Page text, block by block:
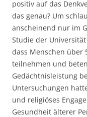
positiv auf das
das genau? Um
anscheinend nur im
Studie der
dass Menschen über
teilnehmen und
Gedächtnisleistung
Untersuchungen
und religiöses
Gesundheit älterer